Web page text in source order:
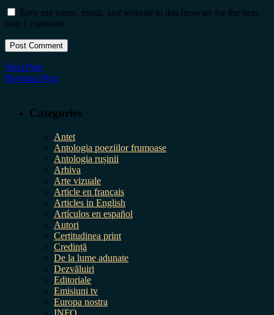
Save my name, email, and website in this browser for the next
time I comment.
Next Post
Previous Post
Categories
Antet
Antologia poeziilor frumoase
Antologia rușinii
Arhiva
Arte vizuale
Article en français
Articles in English
Artículos en español
Autori
Certitudinea print
Credință
De la lume adunate
Dezvăluiri
Editoriale
Emisiuni tv
Europa nostra
INFO